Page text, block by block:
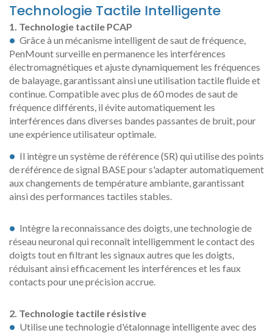
Technologie Tactile Intelligente
Technologie tactile PCAP
Grâce à un mécanisme intelligent de saut de fréquence,
PenMount surveille en permanence les interférences
électromagnétiques et ajuste dynamiquement les fréquences
de balayage, garantissant ainsi une utilisation tactile fluide et
continue. Compatible avec plus de 60 modes de saut de
fréquence différents, il évite automatiquement les
interférences dans diverses bandes passantes de bruit, pour
une expérience utilisateur optimale.
Il intègre un système de référence (SR) qui utilise des points
de référence de signal BASE pour s'adapter automatiquement
aux changements de température ambiante, garantissant
ainsi des performances tactiles stables.
Intègre la reconnaissance des doigts, une technologie de
réseau neuronal qui reconnaît intelligemment le contact des
doigts tout en filtrant les signaux autres que les doigts,
réduisant ainsi efficacement les interférences et les faux
contacts pour une précision accrue.
Technologie tactile résistive
Utilise une technologie d'étalonnage intelligente avec des